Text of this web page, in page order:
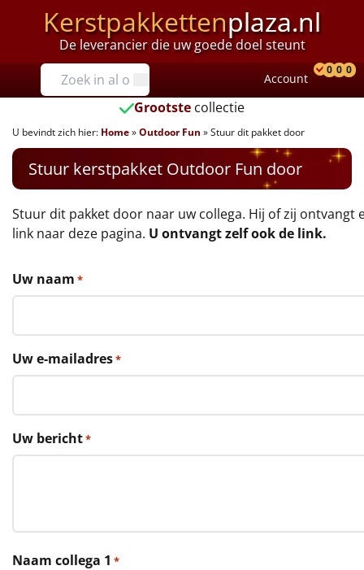
Kerstpakkettenplaza.nl
De leverancier die uw goede doel steunt
Prijzen
Tot €25
€25 tot €35
€35 tot €40
€40 tot €45
€50 tot €55
€55 tot €75
€75 tot €100
€100 en hoger
Alle kerstpakketten 2026
Rituals
Account
0 0 0
Grootste collectie
U bevindt zich hier: Home»Outdoor Fun »Stuur dit pakket door
Stuur kerstpakket Outdoor Fun door
Stuur dit pakket door naar uw collega. Hij of zij ontvangt
link naar deze pagina. U ontvangt zelf ook de link.
Uw naam *
Uw e-mailadres*
Uw bericht*
Naam collega 1 *